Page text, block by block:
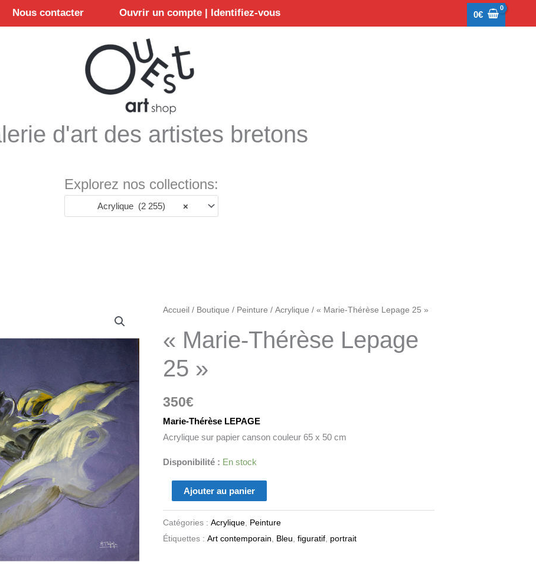
Nous contacter Ouvrir un compte | Identifiez-vous 0€
d'art des artistes bretons
Explorez nos collections:
×
Acrylique (2 255)
Accueil / Boutique / Peinture / Acrylique / « Marie-Thérèse Lepage 25 »
« Marie-Thérèse Lepage
25 »
350€
Marie-Thérèse LEPAGE
Acrylique sur papier canson couleur 65 x 50 cm
Disponibilité : En stock
quantité
"Marie-
Lepage
Ajouter au panier
Catégories : Acrylique
Peinture
Étiquettes : Art contemporain Bleu figuratif portrait